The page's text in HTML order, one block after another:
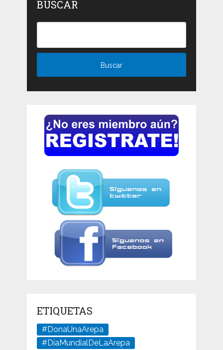
BUSCAR
ETIQUETAS
#DonaUnaArepa
#DíaMundialDeLaArepa